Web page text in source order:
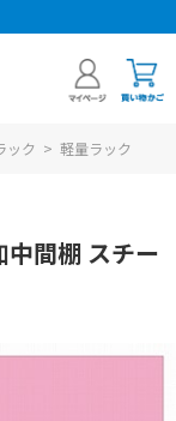
ック > 軽量ラック
間棚 スチー